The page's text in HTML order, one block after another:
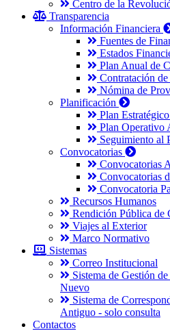
Centro de la
Transparencia
Información Financiera
Fuentes de
Estados
Plan Anual de
Contratación
Nómina de
Planificación
Plan
Plan Operativo
Seguimiento al
Convocatorias
Convocatorias
Convocatorias
Convocatoria
Recursos Humanos
Rendición Pública de
Viajes al Exterior
Marco Normativo
Sistemas
Correo Institucional
Sistema de Gestión
Nuevo
Sistema de
Antiguo - solo consulta
Contactos